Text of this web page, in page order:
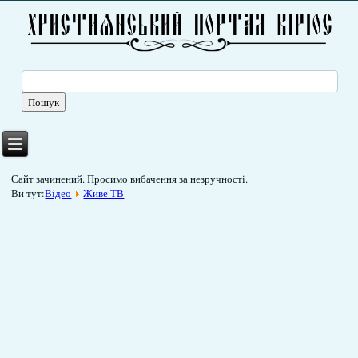
Сайт зачинений. Просимо вибачення за незручності.
Ви тут:Відео Живе ТВ